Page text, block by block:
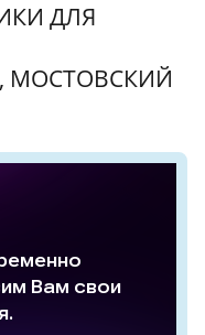
ДЛЯ
МОСТОВСКИЙ